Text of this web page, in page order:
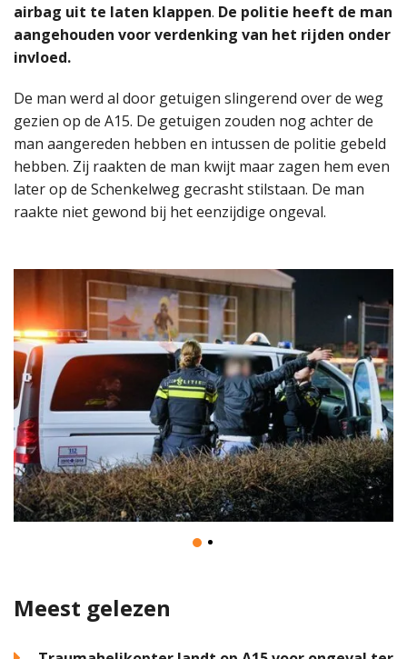
airbag uit te laten klappen. De politie heeft de man
aangehouden voor verdenking van het rijden onder
invloed.
De man werd al door getuigen slingerend over de weg
gezien op de A15. De getuigen zouden nog achter de
man aangereden hebben en intussen de politie gebeld
hebben. Zij raakten de man kwijt maar zagen hem even
later op de Schenkelweg gecrasht stilstaan. De man
raakte niet gewond bij het eenzijdige ongeval.
Meest gelezen